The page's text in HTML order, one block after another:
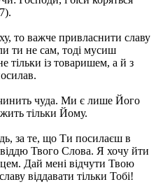
то важче привласнити славу
ти не сам, тоді мусиш
тільки із товаришем, а й з
чуда. Ми є лише Його
тільки Йому.
за те, що Ти посилаєш в
Твого Слова. Я хочу йти
Дай мені відчути Твою
віддавати тільки Тобі!